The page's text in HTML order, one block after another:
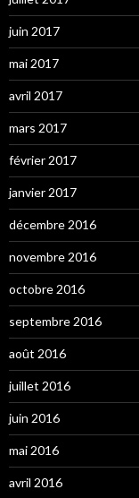
juin 2017
mai 2017
avril 2017
mars 2017
février 2017
janvier 2017
décembre 2016
novembre 2016
octobre 2016
septembre 2016
août 2016
juillet 2016
juin 2016
mai 2016
avril 2016